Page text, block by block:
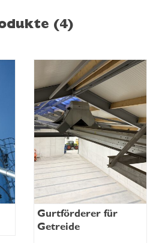
(4)
Gurtförderer für
Getreide